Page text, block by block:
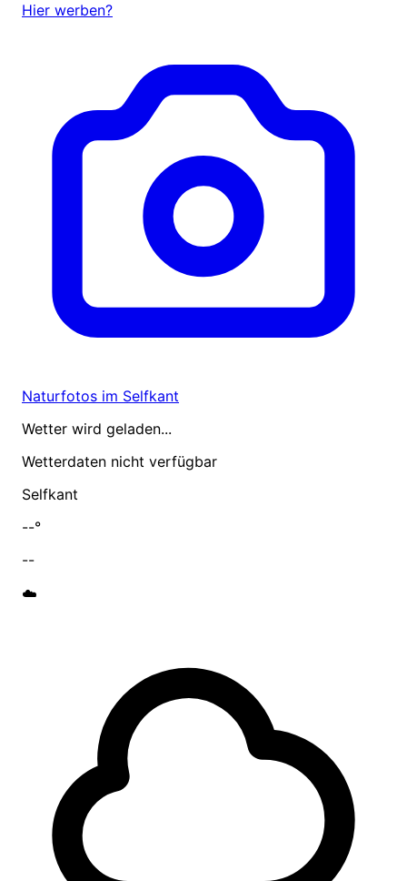
Hier werben?
Naturfotos im Selfkant
Wetter wird geladen...
Wetterdaten nicht verfügbar
Selfkant
--°
--
☁️